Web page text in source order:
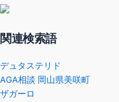
関連検索語
デュタステリド
AGA相談 岡山県美咲町
ザガーロ